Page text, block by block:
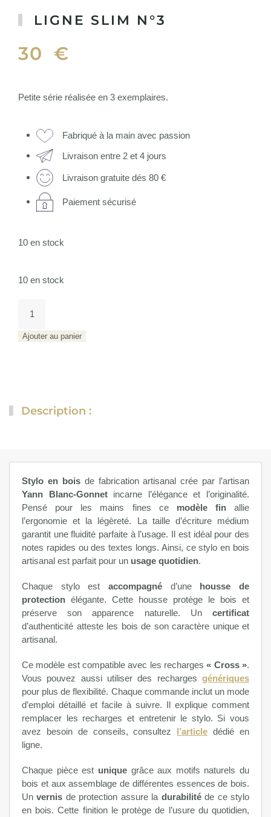
LIGNE SLIM N°3
30 €
Petite série réalisée en 3 exemplaires.
Fabriqué à la main avec passion
Livraison entre 2 et 4 jours
Livraison gratuite dés 80 €
Paiement sécurisé
10 en stock
10 en stock
Ligne
slim
Ajouter au panier
Description :
Stylo en boisde fabrication artisanal crée par l’artisan
Yann Blanc-Gonnetincarne l’élégance et l’originalité.
Pensé pour les mains fines ce modèle finallie
l’ergonomie et la légèreté. La taille d’écriture médium
garantit une fluidité parfaite à l’usage. Il est idéal pour des
notes rapides ou des textes longs. Ainsi, ce stylo en bois
artisanal est parfait pour un usage quotidien.
Chaque stylo est accompagné d’une housse de
protection élégante. Cette housse protège le bois et
préserve son apparence naturelle. Un certificat
d’authenticité atteste les bois de son caractère unique et
artisanal.
Ce modèle est compatible avec les recharges« Cross ».
Vous pouvez aussi utiliser des recharges génériques
pour plus de flexibilité. Chaque commande inclut un mode
d’emploi détaillé et facile à suivre. Il explique comment
remplacer les recharges et entretenir le stylo. Si vous
avez besoin de conseils, consultez l’article dédié en
ligne.
Chaque pièce est uniquegrâce aux motifs naturels du
bois et aux assemblage de différentes essences de bois.
Unvernis de protection assure la durabilitéde ce stylo
en bois. Cette finition le protège de l’usure du quotidien,